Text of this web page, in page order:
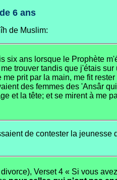
6 ans
de Muslim:
six ans lorsque le Prophète
trouver tandis que j'étais
prit par la main, me fit
des femmes des 'Ansâr
et la tête; et se mirent à me
de contester la
Verset 4 « Si vous